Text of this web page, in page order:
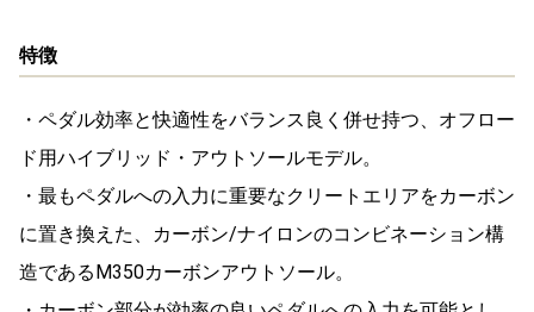
特徴
・ペダル効率と快適性をバランス良く併せ持つ、オフロー
ド用ハイブリッド・アウトソールモデル。
・最もペダルへの入力に重要なクリートエリアをカーボン
に置き換えた、カーボン/ナイロンのコンビネーション構
造であるM350カーボンアウトソール。